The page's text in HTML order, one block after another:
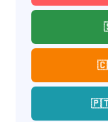
🇵🇹